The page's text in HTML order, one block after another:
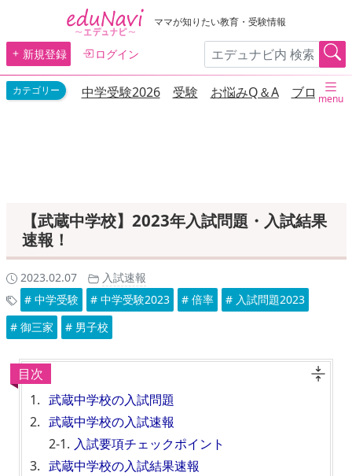
ママが知りたい教育・受験情報
新規登録 ログイン
中学受験2026 受験 お悩みQ＆A ブログmenu
【武蔵中学校】2023年入試問題・入試結果
速報！
2023.02.07
入試速報
# 中学受験
# 中学受験2023 # 倍率
# 入試問題2023
# 御三家
# 男子校
目次
武蔵中学校の入試問題
武蔵中学校の入試速報
入試要項チェックポイント
武蔵中学校の入試結果速報